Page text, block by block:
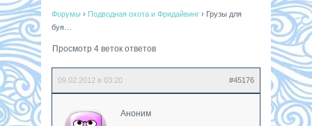
Форумы › Подводная охота и Фридайвинг › Грузы для
буя…
Просмотр 4 веток ответов
09.02.2012 в 03:20 #45176
Аноним